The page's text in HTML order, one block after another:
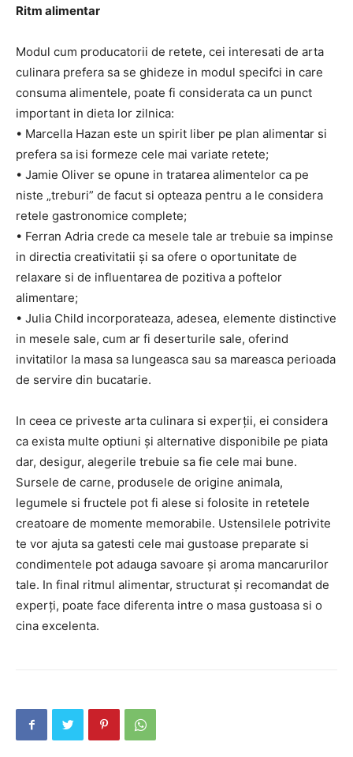
Ritm alimentar
Modul cum producatorii de retete, cei interesati de arta
culinara prefera sa se ghideze in modul specifci in care
consuma alimentele, poate fi considerata ca un punct
important in dieta lor zilnica:
• Marcella Hazan este un spirit liber pe plan alimentar si
prefera sa isi formeze cele mai variate retete;
• Jamie Oliver se opune in tratarea alimentelor ca pe
niste „treburi” de facut si opteaza pentru a le considera
retele gastronomice complete;
• Ferran Adria crede ca mesele tale ar trebuie sa impinse
in directia creativitatii și sa ofere o oportunitate de
relaxare si de influentarea de pozitiva a poftelor
alimentare;
• Julia Child incorporateaza, adesea, elemente distinctive
in mesele sale, cum ar fi deserturile sale, oferind
invitatilor la masa sa lungeasca sau sa mareasca perioada
de servire din bucatarie.
In ceea ce priveste arta culinara si experții, ei considera
ca exista multe optiuni și alternative disponibile pe piata
dar, desigur, alegerile trebuie sa fie cele mai bune.
Sursele de carne, produsele de origine animala,
legumele si fructele pot fi alese si folosite in retetele
creatoare de momente memorabile. Ustensilele potrivite
te vor ajuta sa gatesti cele mai gustoase preparate si
condimentele pot adauga savoare și aroma mancarurilor
tale. In final ritmul alimentar, structurat și recomandat de
experți, poate face diferenta intre o masa gustoasa si o
cina excelenta.